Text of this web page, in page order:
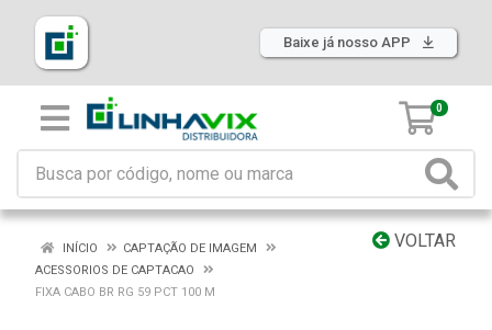
Baixe já nosso APP
0
VOLTAR
INÍCIO
CAPTAÇÃO DE IMAGEM
ACESSORIOS DE CAPTACAO
FIXA CABO BR RG 59 PCT 100 M